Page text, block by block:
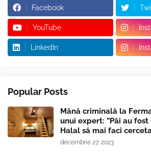
Facebook
YouTube
LinkedIn
Popular Posts
Mână criminală la
unui expert: ”Păi au
Halal să mai faci
decembrie 27, 2023